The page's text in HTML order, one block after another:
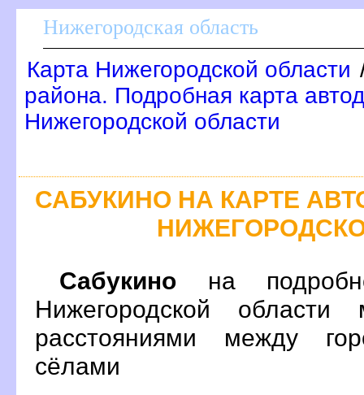
Нижегородская область
Карта Нижегородской области
района. Подробная карта
Нижегородской области
САБУКИНО НА КАРТЕ
Сабукино на
Нижегородской
расстояниями между
сёлами